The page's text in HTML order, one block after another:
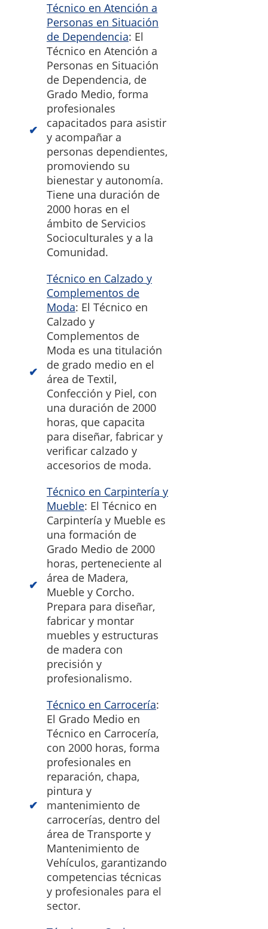
Técnico en Atención a
Personas en Situación
de Dependencia: El
Técnico en Atención a
Personas en Situación
de Dependencia, de
Grado Medio, forma
profesionales
capacitados para asistir
y acompañar a
personas dependientes,
promoviendo su
bienestar y autonomía.
Tiene una duración de
2000 horas en el
ámbito de Servicios
Socioculturales y a la
Comunidad.
Técnico en Calzado y
Complementos de
Moda: El Técnico en
Calzado y
Complementos de
Moda es una titulación
de grado medio en el
área de Textil,
Confección y Piel, con
una duración de 2000
horas, que capacita
para diseñar, fabricar y
verificar calzado y
accesorios de moda.
Técnico en Carpintería y
Mueble: El Técnico en
Carpintería y Mueble es
una formación de
Grado Medio de 2000
horas, perteneciente al
área de Madera,
Mueble y Corcho.
Prepara para diseñar,
fabricar y montar
muebles y estructuras
de madera con
precisión y
profesionalismo.
Técnico en Carrocería:
El Grado Medio en
Técnico en Carrocería,
con 2000 horas, forma
profesionales en
reparación, chapa,
pintura y
mantenimiento de
carrocerías, dentro del
área de Transporte y
Mantenimiento de
Vehículos, garantizando
competencias técnicas
y profesionales para el
sector.